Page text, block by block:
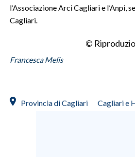
l’Associazione Arci Cagliari e l’Anpi,
Cagliari.
©
Francesca Melis
Provincia di Cagliari Cagliari e